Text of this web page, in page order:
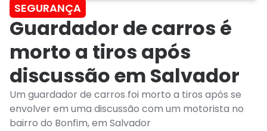
SEGURANÇA
Guardador de carros é
morto a tiros após
discussão em Salvador
Um guardador de carros foi morto a tiros após se
envolver em uma discussão com um motorista no
bairro do Bonfim, em Salvador